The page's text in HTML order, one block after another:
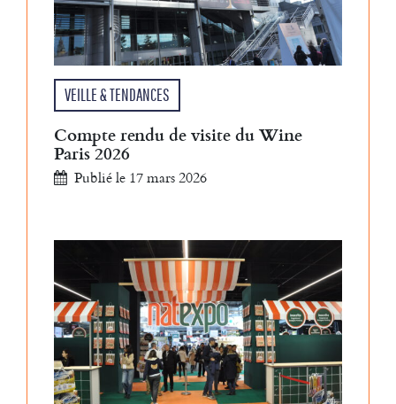
VEILLE & TENDANCES
Compte rendu de visite du Wine
Paris 2026
Publié le 17 mars 2026